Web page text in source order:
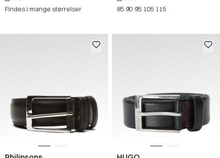
Findes i mange størrelser 85 90 95 105 115